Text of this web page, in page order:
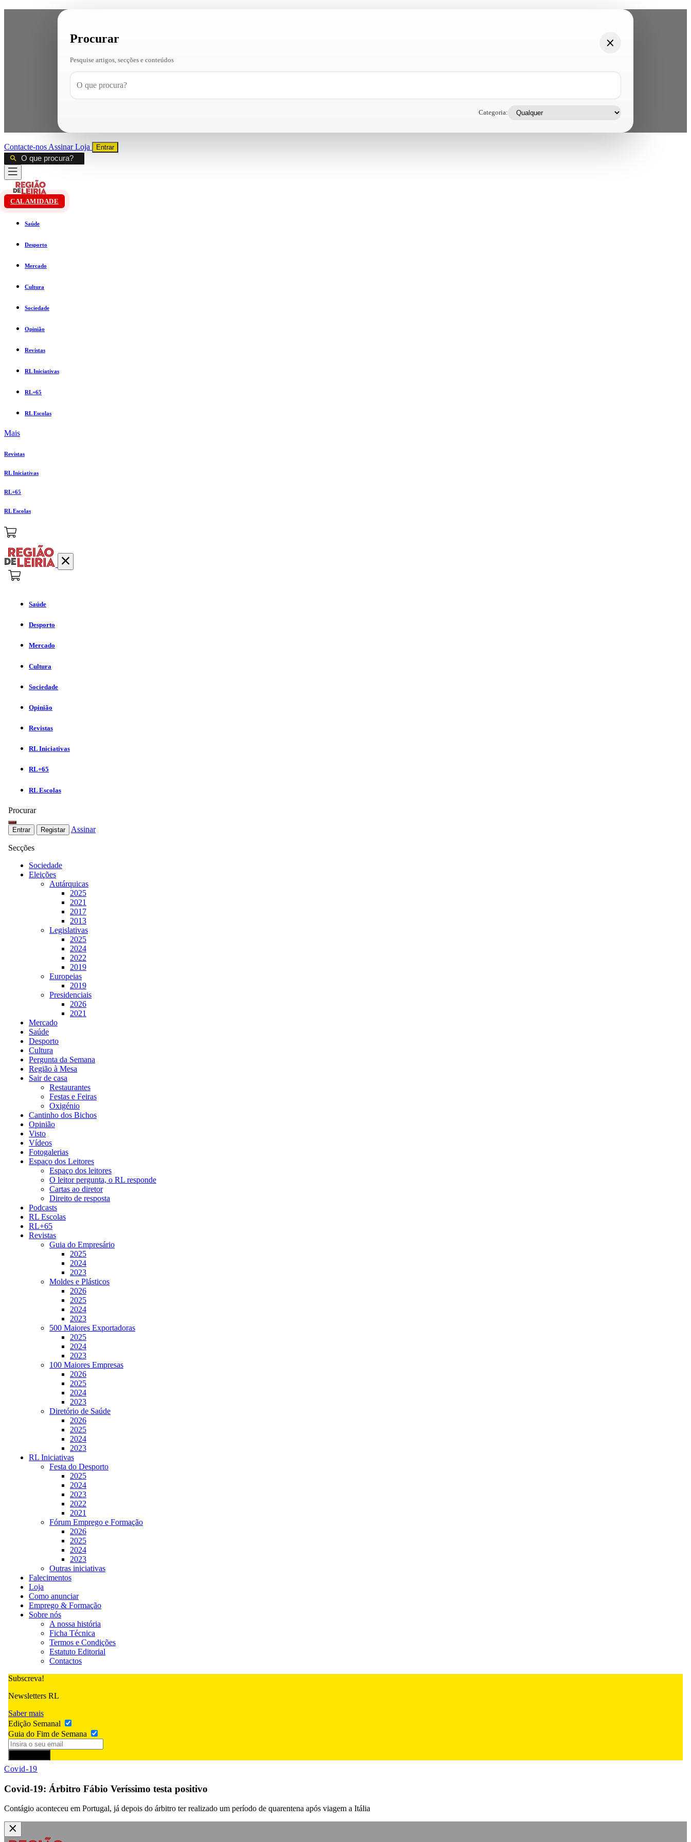
Procurar
Pesquise artigos, secções e conteúdos
Categoria:
Contacte-nos AssinarLoja Entrar
CALAMIDADE
Saúde
Desporto
Mercado
Cultura
Sociedade
Opinião
Revistas
RL Iniciativas
RL+65
RL Escolas
Mais
Revistas
RL Iniciativas
RL+65
RL Escolas
Saúde
Desporto
Mercado
Cultura
Sociedade
Opinião
Revistas
RL Iniciativas
RL+65
RL Escolas
Procurar
Entrar Registar Assinar
Secções
Sociedade
Eleições
Autárquicas
2025
2021
2017
2013
Legislativas
2025
2024
2022
2019
Europeias
2019
Presidenciais
2026
2021
Mercado
Saúde
Desporto
Cultura
Pergunta da Semana
Região à Mesa
Sair de casa
Restaurantes
Festas e Feiras
Oxigénio
Cantinho dos Bichos
Opinião
Visto
Vídeos
Fotogalerias
Espaço dos Leitores
Espaço dos leitores
O leitor pergunta, o RL responde
Cartas ao diretor
Direito de resposta
Podcasts
RL Escolas
RL+65
Revistas
Guia do Empresário
2025
2024
2023
Moldes e Plásticos
2026
2025
2024
2023
500 Maiores Exportadoras
2025
2024
2023
100 Maiores Empresas
2026
2025
2024
2023
Diretório de Saúde
2026
2025
2024
2023
RL Iniciativas
Festa do Desporto
2025
2024
2023
2022
2021
Fórum Emprego e Formação
2026
2025
2024
2023
Outras iniciativas
Falecimentos
Loja
Como anunciar
Emprego & Formação
Sobre nós
A nossa história
Ficha Técnica
Termos e Condições
Estatuto Editorial
Contactos
Subscreva!
Newsletters RL
Saber mais
Edição Semanal
Guia do Fim de Semana
Covid-19
Covid-19: Árbitro Fábio Veríssimo testa positivo
Contágio aconteceu em Portugal, já depois do árbitro ter realizado um período de quarentena após viagem a Itália